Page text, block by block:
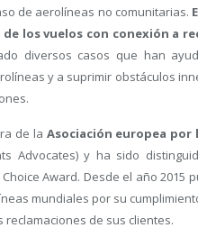
de aerolíneas no comunitarias.
los vuelos con conexión a
diversos casos que han
y a suprimir obstáculos
de la Asociación europea
Advocates) y ha sido
Award. Desde el año 2015
mundiales por su
de sus clientes.